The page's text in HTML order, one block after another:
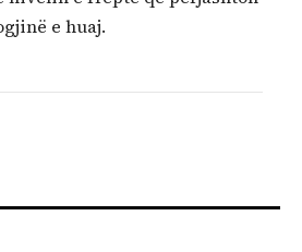
e huaj.